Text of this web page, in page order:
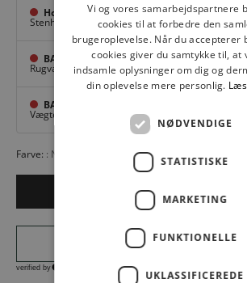
Hovedlager
Stenhuggervej 10, Odense M
BAGGI Tarup Center
Rugvang 36,Odense NV
BAGGI Nyborg
Vægtergade 1,
Farve: NERO 001
Vi og vores samarbejdspartnere
cookies til at forbedre den
brugeroplevelse. Når du accepterer
cookies giver du samtykke til, at
indsamle oplysninger om dig og
din oplevelse mere personlig.
NØDVENDIGE
STATISTISKE
MARKETING
FUNKTIONELLE
UKLASSIFICEREDE